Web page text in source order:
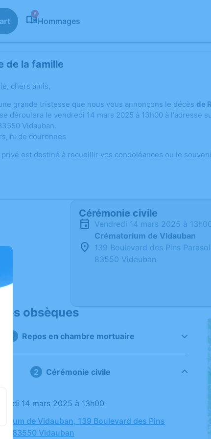
6
Hommages
de la famille
chers amis,
grande tristesse que nous vous annonçons le décès de
déroulera le vendredi 14 mars 2025 à 13h00 à l'adresse
Vidauban.
ni de couronnes
est destiné à recueillir vos condoléances ou le
Cérémonie civile
vendredi 14 mars 2025 à
Crématorium de Vidauban
139 Boulevard des Pins
83550 Vidauban
des obsèques
Repos en chambre mortuaire
Cérémonie civile
14 mars 2025 à 13h00
de Vidauban, 139 Boulevard des Pins
83550 Vidauban